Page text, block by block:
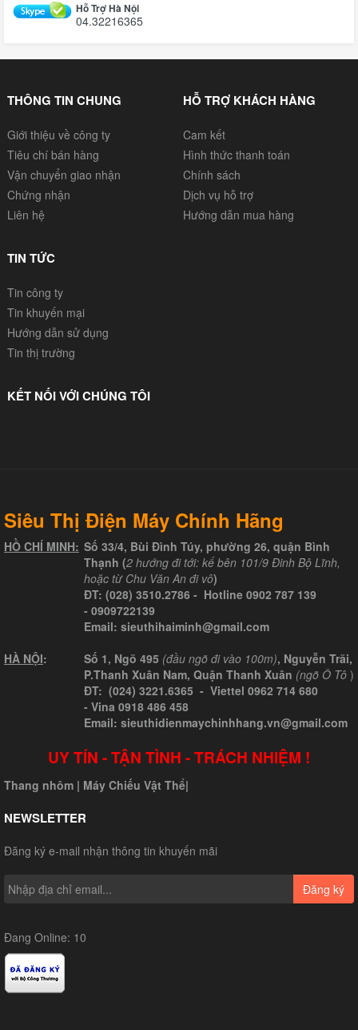
Hỗ Trợ Hà Nội
04.32216365
THÔNG TIN CHUNG
Giới thiệu về công ty
Tiêu chí bán hàng
Vận chuyển giao nhận
Chứng nhận
Liên hệ
HỖ TRỢ KHÁCH HÀNG
Cam kết
Hình thức thanh toán
Chính sách
Dịch vụ hỗ trợ
Hướng dẫn mua hàng
TIN TỨC
Tin công ty
Tin khuyến mại
Hướng dẫn sử dụng
Tin thị trường
KẾT NỐI VỚI CHÚNG TÔI
Siêu Thị Điện Máy Chính Hãng
HỒ CHÍ MINH: Số 33/4, Bùi Đình Túy, phường 26, quận Bình
Thạnh (2 hướng đi tới: kế bên 101/9 Đinh Bộ Lĩnh,
hoặc từ Chu Văn An đi vô)
ĐT: (028) 3510.2786 - Hotline 0902 787 139
- 0909722139
Email: sieuthihaiminh@gmail.com
HÀ NỘI: Số 1, Ngõ 495 (đầu ngõ đi vào 100m), Nguyễn Trãi,
P.Thanh Xuân Nam, Quận Thanh Xuân (ngõ Ô Tô )
ĐT: (024) 3221.6365 - Viettel 0962 714 680
- Vina 0918 486 458
Email: sieuthidienmaychinhhang.vn@gmail.com
UY TÍN - TẬN TÌNH - TRÁCH NHIỆM !
Thang nhôm | Máy Chiếu Vật Thể|
NEWSLETTER
Đăng ký e-mail nhận thông tin khuyến mãi
Đăng ký
Đang Online: 10